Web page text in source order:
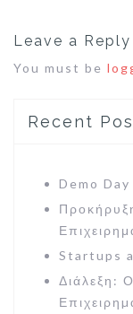
Leave a Reply
You must be
Recent
Demo Day
Startups
Διάλεξη: